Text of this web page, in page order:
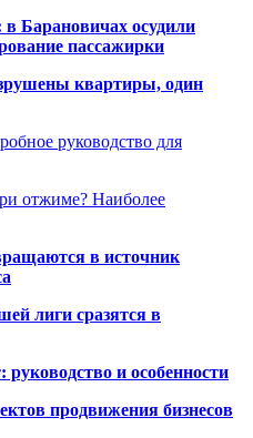
Барановичах осудили
пассажирки
квартиры, один
руководство для
отжиме? Наиболее
в источник
лиги сразятся в
и особенности
продвижения бизнесов